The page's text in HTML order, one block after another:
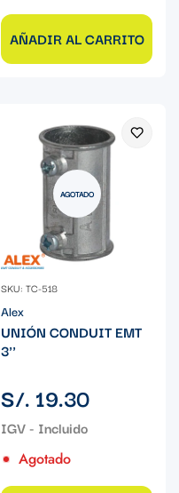
AÑADIR AL CARRITO
AGOTADO
SKU: TC-518
Alex
UNIÓN CONDUIT EMT
3''
Precio
regular
S/. 19.30
Agotado